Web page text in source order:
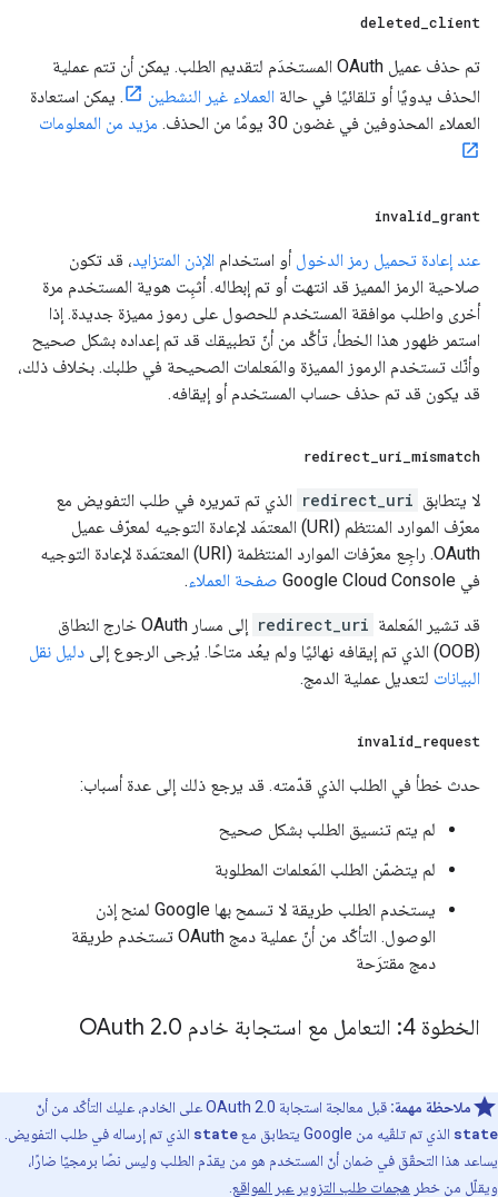
deleted client
تم حذف عميل OAuth المستخدَم لتقديم الطلب. يمكن أن تتم عملية
الحذف يدويًا أو تلقائيًا في حالة العملاء غير النشطين
. يمكن استعادة
العملاء المحذوفين في غضون 30 يومًا من الحذف.
مزيد من المعلومات
invalid grant
عند إعادة تحميل رمز الدخول أو استخدام الإذن المتزايد، قد تكون
صلاحية الرمز المميز قد انتهت أو تم إبطاله. أثبِت هوية المستخدم مرة
أخرى واطلب موافقة المستخدم للحصول على رموز مميزة جديدة. إذا
استمر ظهور هذا الخطأ، تأكَّد من أنّ تطبيقك قد تم إعداده بشكل صحيح
وأنّك تستخدم الرموز المميزة والمَعلمات الصحيحة في طلبك. بخلاف ذلك،
قد يكون قد تم حذف حساب المستخدم أو إيقافه.
redirect uri mismatch
لا يتطابق redirect_uri الذي تم تمريره في طلب التفويض مع
معرّف الموارد المنتظم (URI) المعتمَد لإعادة التوجيه لمعرّف عميل
OAuth. راجِع معرّفات الموارد المنتظمة (URI) المعتمَدة لإعادة التوجيه
في Google Cloud Console
صفحة العملاء.
قد تشير المَعلمة redirect_uri
إلى مسار OAuth خارج النطاق
(OOB) الذي تم إيقافه نهائيًا ولم يعُد متاحًا. يُرجى الرجوع إلى
دليل نقل
البيانات لتعديل عملية الدمج.
invalid request
حدث خطأ في الطلب الذي قدّمته. قد يرجع ذلك إلى عدة أسباب:
لم يتم تنسيق الطلب بشكل صحيح
لم يتضمّن الطلب المَعلمات المطلوبة
يستخدم الطلب طريقة لا تسمح بها Google لمنح إذن
الوصول. التأكّد من أنّ عملية دمج OAuth تستخدم طريقة
دمج مقترَحة
الخطوة 4: التعامل مع استجابة خادم OAuth 2 .0
ملاحظة مهمة: قبل معالجة استجابة OAuth 2.0 على الخادم، عليك التأكّد من أنّ
state الذي تم تلقّيه من Google يتطابق مع state الذي تم إرساله في طلب التفويض.
يساعد هذا التحقّق في ضمان أنّ المستخدم هو من يقدّم الطلب وليس نصًا برمجيًا ضارًا،
ويقلّل من خطر هجمات طلب التزوير عبر المواقع